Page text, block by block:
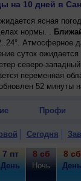
ясная
нормы. .
Атмосферное
суток
северо-
переменная
умеренный.
+31..33°, ветер
52 минуты
Профи
Сегодня
7 пт
День
8 сб
Ночь
8 сб
День